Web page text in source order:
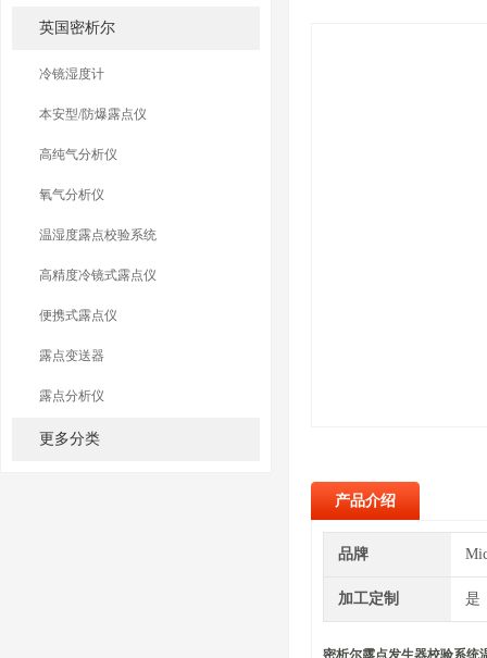
英国密析尔
冷镜湿度计
本安型/防爆露点仪
高纯气分析仪
氧气分析仪
温湿度露点校验系统
高精度冷镜式露点仪
便携式露点仪
露点变送器
露点分析仪
更多分类
产品介绍
品牌
加工定制 是
密析尔露点发生器校验系统